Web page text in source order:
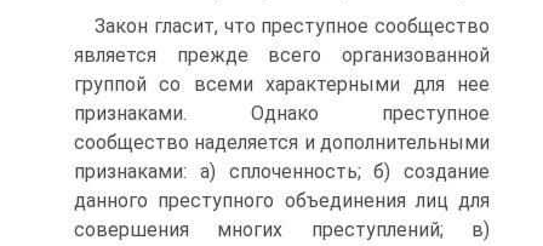
Закон гласит, что преступное сообщество
является прежде всего организованной
группой со всеми характерными для нее
признаками. Однако преступное
сообщество наделяется и дополнительными
признаками: а) сплоченность; б) создание
данного преступного объединения лиц для
совершения многих преступлений; в)